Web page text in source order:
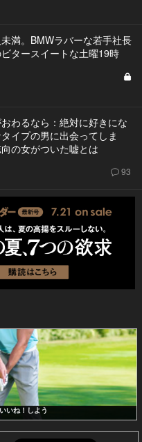
満。BMWラバーな若手社長
タースイートな土曜19時
わるなら：絶対に好きにな
イプの男に出会ってしま
の女がついた嘘とは
93
いね！しよう